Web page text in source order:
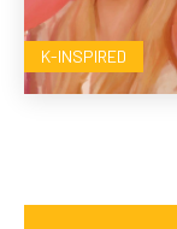
K-INSPIRED